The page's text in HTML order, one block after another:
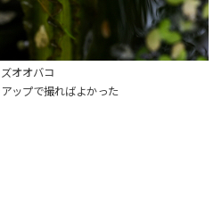
ズオオバコ
ップで撮ればよかった